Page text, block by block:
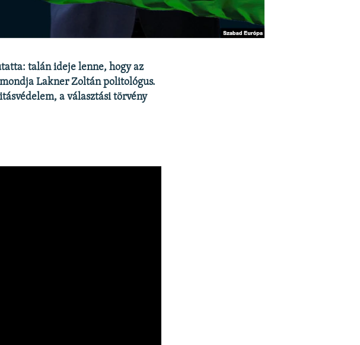
talán ideje lenne, hogy az
Lakner Zoltán politológus.
a választási törvény